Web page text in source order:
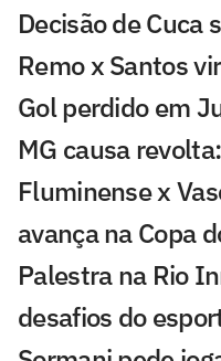
Decisão de Cuca
Remo x Santos
Gol perdido em
MG causa
Fluminense x
avança na Copa
Palestra na Rio
desafios do